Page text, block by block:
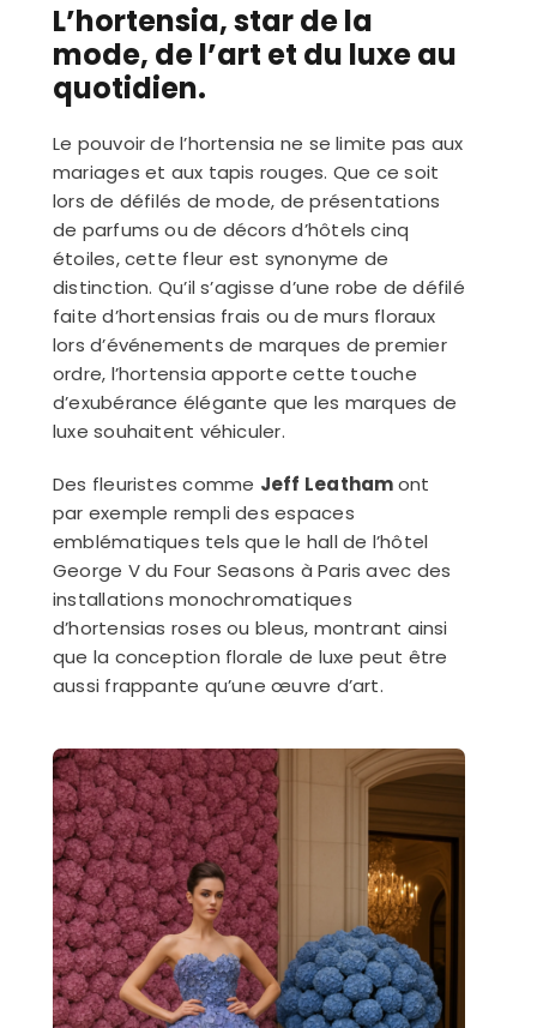
L’hortensia, star de la
mode, de l’art et du luxe au
quotidien.
Le pouvoir de l’hortensia ne se limite pas aux
mariages et aux tapis rouges. Que ce soit
lors de défilés de mode, de présentations
de parfums ou de décors d’hôtels cinq
étoiles, cette fleur est synonyme de
distinction. Qu’il s’agisse d’une robe de défilé
faite d’hortensias frais ou de murs floraux
lors d’événements de marques de premier
ordre, l’hortensia apporte cette touche
d’exubérance élégante que les marques de
luxe souhaitent véhiculer.
Des fleuristes comme Jeff Leathamont
par exemple rempli des espaces
emblématiques tels que le hall de l’hôtel
George V du Four Seasons à Paris avec des
installations monochromatiques
d’hortensias roses ou bleus, montrant ainsi
que la conception florale de luxe peut être
aussi frappante qu’une œuvre d’art.